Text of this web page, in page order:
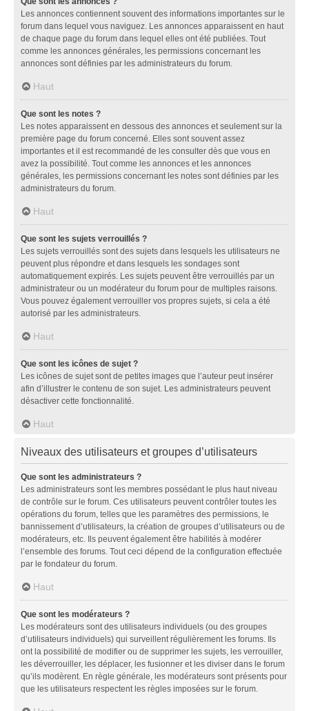
Les annonces contiennent souvent des informations importantes sur le
forum dans lequel vous naviguez. Les annonces apparaissent en haut
de chaque page du forum dans lequel elles ont été publiées. Tout
comme les annonces générales, les permissions concernant les
annonces sont définies par les administrateurs du forum.
Haut
Que sont les notes ?
Les notes apparaissent en dessous des annonces et seulement sur la
première page du forum concerné. Elles sont souvent assez
importantes et il est recommandé de les consulter dès que vous en
avez la possibilité. Tout comme les annonces et les annonces
générales, les permissions concernant les notes sont définies par les
administrateurs du forum.
Haut
Que sont les sujets verrouillés ?
Les sujets verrouillés sont des sujets dans lesquels les utilisateurs ne
peuvent plus répondre et dans lesquels les sondages sont
automatiquement expirés. Les sujets peuvent être verrouillés par un
administrateur ou un modérateur du forum pour de multiples raisons.
Vous pouvez également verrouiller vos propres sujets, si cela a été
autorisé par les administrateurs.
Haut
Que sont les icônes de sujet ?
Les icônes de sujet sont de petites images que l’auteur peut insérer
afin d’illustrer le contenu de son sujet. Les administrateurs peuvent
désactiver cette fonctionnalité.
Haut
Niveaux des utilisateurs et groupes d’utilisateurs
Que sont les administrateurs ?
Les administrateurs sont les membres possédant le plus haut niveau
de contrôle sur le forum. Ces utilisateurs peuvent contrôler toutes les
opérations du forum, telles que les paramètres des permissions, le
bannissement d’utilisateurs, la création de groupes d’utilisateurs ou de
modérateurs, etc. Ils peuvent également être habilités à modérer
l’ensemble des forums. Tout ceci dépend de la configuration effectuée
par le fondateur du forum.
Haut
Que sont les modérateurs ?
Les modérateurs sont des utilisateurs individuels (ou des groupes
d’utilisateurs individuels) qui surveillent régulièrement les forums. Ils
ont la possibilité de modifier ou de supprimer les sujets, les verrouiller,
les déverrouiller, les déplacer, les fusionner et les diviser dans le forum
qu’ils modèrent. En règle générale, les modérateurs sont présents pour
que les utilisateurs respectent les règles imposées sur le forum.